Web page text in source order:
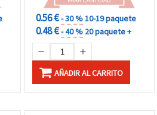
0.56 €- 30 %10-19 paquete
0.48 €- 40 % 20 paquete +
AÑADIR AL CARRITO